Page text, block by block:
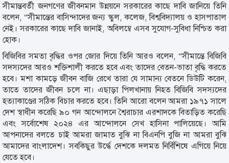
সীমান্তবর্তী জনগণের জীবনমান উন্নয়নে সরকারের কাছে দাবি জানিয়ে তিনি
বলেন, “সীমান্তের বাসিন্দাদের জন্য স্কুল, কলেজ, বিশ্ববিদ্যালয় ও হাসপাতাল
নেই। সরকারের কাছে দাবি জানাই, অবিলম্বে এসব সুযোগ-সুবিধা নিশ্চিত করা
হোক।
বিজিবির সমতা বৃদ্ধির ওপর জোর দিয়ে তিনি আরও বলেন, “সীমান্তে বিজিবি
সদস্যদের আরও শক্তিশালী করতে হবে এবং তাদের বেতন-ভাতা বৃদ্ধি করতে
হবে। মশা কামড়ে জীবন বাজি রেখে তারা যে সামান্য বেতনে ডিউটি করেন,
তাতে তাদের জীবন চলে না। এছাড়া পিলখানায় নিহত বিজিবি সদস্যদের
হত্যাকাণ্ডের সঠিক বিচার করতে হবে। তিনি আরো বলেন আমরা ১৯৭১ সালে
দেশ স্বাধীন করেছি ৯০ গন আন্দোলনে শ্বৈরাচার এরশাদকে বিতাড়িত করেছি
এবং সর্বোশেষ ২০২৪ এর আন্দোলনে সেখ হাসিনা পালিয়েছে। আমি
আপনাদের বলতে চাই আমরা জামাত বুঝি না বিএনপি বুজি না আমরা বুঝি
আমাদের বাংলাদেশ। সবকিছুর উর্দ্ধে দেশকে দলমত নির্বিশিষে এগিয়ে নিয়ে
যেতে হবে।